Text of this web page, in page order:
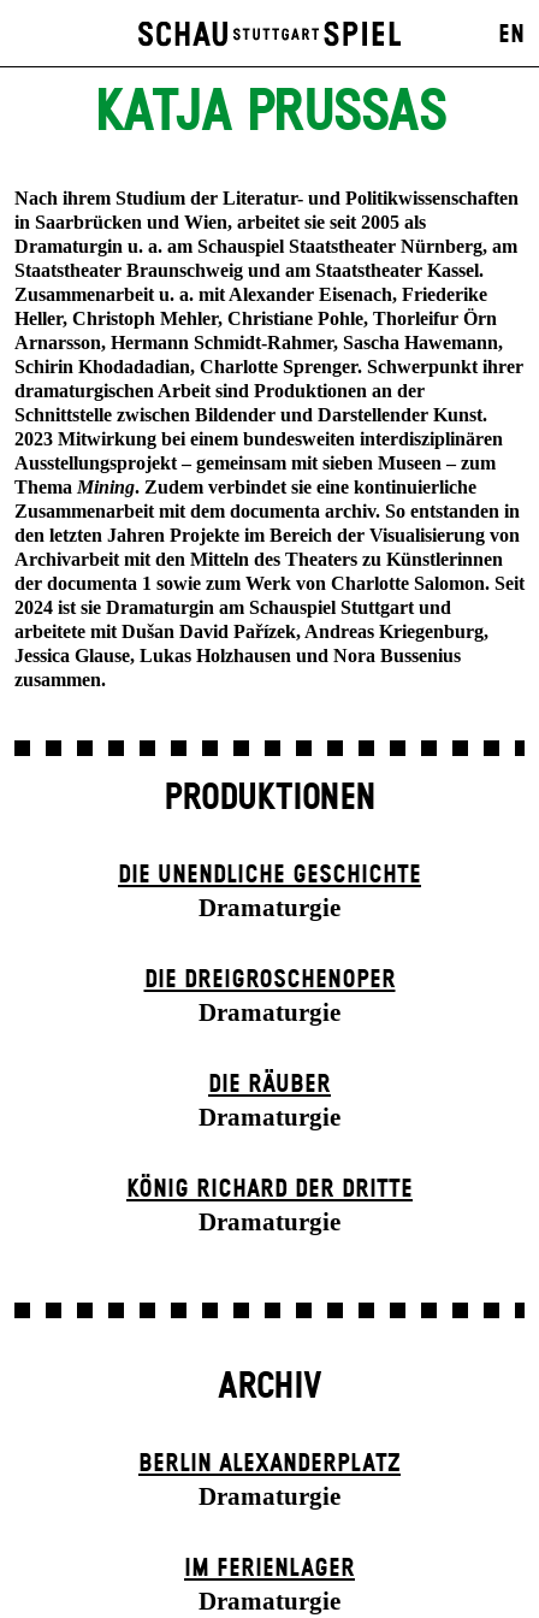
EN
KATJA PRUSSAS
Nach ihrem Studium der Literatur- und Politikwissenschaften
in Saarbrücken und Wien, arbeitet sie seit 2005 als
Dramaturgin u. a. am Schauspiel Staatstheater Nürnberg, am
Staatstheater Braunschweig und am Staatstheater Kassel.
Zusammenarbeit u. a. mit Alexander Eisenach, Friederike
Heller, Christoph Mehler, Christiane Pohle, Thorleifur Örn
Arnarsson, Hermann Schmidt-Rahmer, Sascha Hawemann,
Schirin Khodadadian, Charlotte Sprenger. Schwerpunkt ihrer
dramaturgischen Arbeit sind Produktionen an der
Schnittstelle zwischen Bildender und Darstellender Kunst.
2023 Mitwirkung bei einem bundesweiten interdisziplinären
Ausstellungsprojekt – gemeinsam mit sieben Museen – zum
Thema Mining. Zudem verbindet sie eine kontinuierliche
Zusammenarbeit mit dem documenta archiv. So entstanden in
den letzten Jahren Projekte im Bereich der Visualisierung von
Archivarbeit mit den Mitteln des Theaters zu Künstlerinnen
der documenta 1 sowie zum Werk von Charlotte Salomon. Seit
2024 ist sie Dramaturgin am Schauspiel Stuttgart und
arbeitete mit Dušan David Pařízek, Andreas Kriegenburg,
Jessica Glause, Lukas Holzhausen und Nora Bussenius
zusammen.
PRODUKTIONEN
DIE UN­ENDLICHE GESCHICHTE
Dramaturgie
DIE DREI­GROSCHEN­OPER
Dramaturgie
DIE RÄUBER
Dramaturgie
KÖNIG RICHARD DER DRITTE
Dramaturgie
ARCHIV
BERLIN ALEXANDER­PLATZ
Dramaturgie
IM FERIEN­LAGER
Dramaturgie